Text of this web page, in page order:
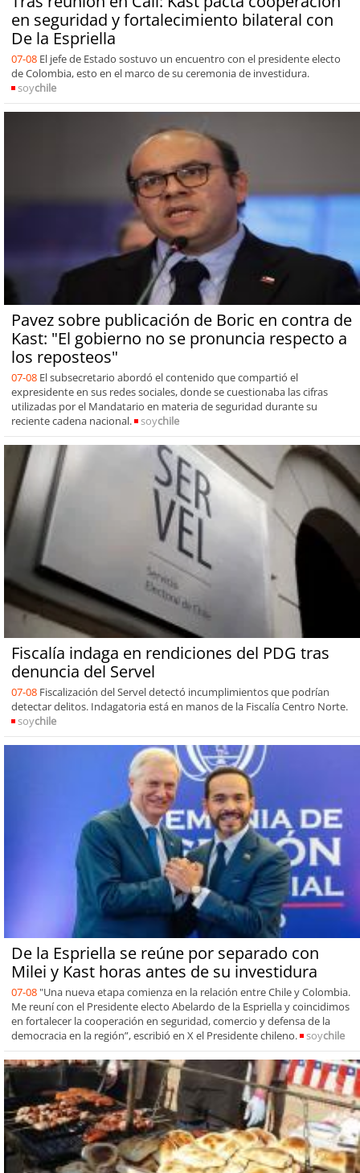
en seguridad y fortalecimiento bilateral con
De la Espriella
07-08 El jefe de Estado sostuvo un encuentro con el presidente electo
de Colombia, esto en el marco de su ceremonia de investidura.
soychile
Pavez sobre publicación de Boric en contra de
Kast: "El gobierno no se pronuncia respecto a
los reposteos"
07-08 El subsecretario abordó el contenido que compartió el
expresidente en sus redes sociales, donde se cuestionaba las cifras
utilizadas por el Mandatario en materia de seguridad durante su
reciente cadena nacional.
soychile
Fiscalía indaga en rendiciones del PDG tras
denuncia del Servel
07-08 Fiscalización del Servel detectó incumplimientos que podrían
detectar delitos. Indagatoria está en manos de la Fiscalía Centro Norte.
soychile
De la Espriella se reúne por separado con
Milei y Kast horas antes de su investidura
07-08 "Una nueva etapa comienza en la relación entre Chile y Colombia.
Me reuní con el Presidente electo Abelardo de la Espriella y coincidimos
en fortalecer la cooperación en seguridad, comercio y defensa de la
democracia en la región”, escribió en X el Presidente chileno.
soychile